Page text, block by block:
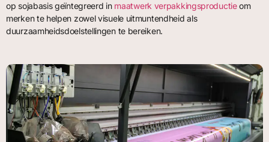
op sojabasis geïntegreerd in maatwerk verpakkingsproductieom
merken te helpen zowel visuele uitmuntendheid als
duurzaamheidsdoelstellingen te bereiken.